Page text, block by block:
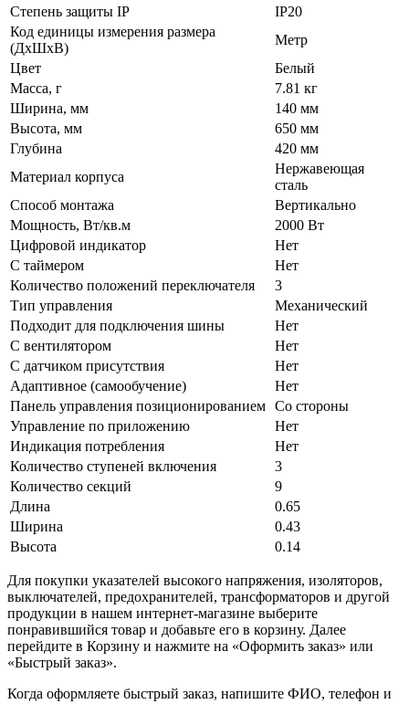
Степень защиты IP
IP20
Код единицы измерения размера
(ДхШхВ)
Метр
Цвет
Белый
Масса, г
7.81 кг
Ширина, мм
140 мм
Высота, мм
650 мм
Глубина
420 мм
Материал корпуса
Нержавеющая
сталь
Способ монтажа
Вертикально
Мощность, Вт/кв.м
2000 Вт
Цифровой индикатор
Нет
С таймером
Нет
Количество положений переключателя
3
Тип управления
Механический
Подходит для подключения шины
Нет
С вентилятором
Нет
С датчиком присутствия
Нет
Адаптивное (самообучение)
Нет
Панель управления позиционированием Со стороны
Управление по приложению
Нет
Индикация потребления
Нет
Количество ступеней включения
3
Количество секций
9
Длина
0.65
Ширина
0.43
Высота
0.14
Для покупки указателей высокого напряжения, изоляторов,
выключателей, предохранителей, трансформаторов и другой
продукции в нашем интернет-магазине выберите
понравившийся товар и добавьте его в корзину. Далее
перейдите в Корзину и нажмите на «Оформить заказ» или
«Быстрый заказ».
Когда оформляете быстрый заказ, напишите ФИО, телефон и